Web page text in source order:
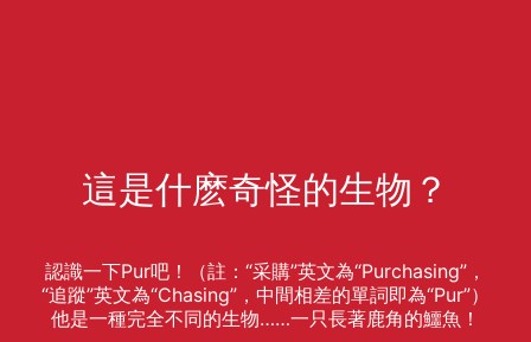
這是什麽奇怪的生物？
認識一下Pur吧！（註：“采購”英文為“Purchasing”，
“追蹤”英文為“Chasing”，中間相差的單詞即為“Pur”）
他是一種完全不同的生物……一只長著鹿角的鱷魚！